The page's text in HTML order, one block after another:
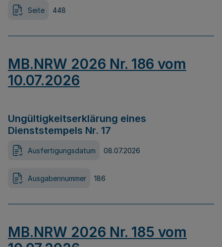
Seite 448
MB.NRW 2026 Nr. 186 vom
10.07.2026
Ungültigkeitserklärung eines
Dienststempels Nr. 17
Ausfertigungsdatum 08.07.2026
Ausgabennummer 186
MB.NRW 2026 Nr. 185 vom